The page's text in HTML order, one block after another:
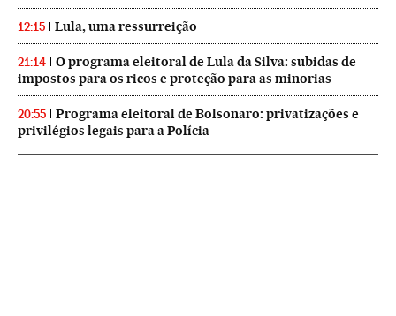
12:15 Lula, uma ressurreição
21:14
O programa eleitoral de Lula da Silva: subidas de
impostos para os ricos e proteção para as minorias
20:55
Programa eleitoral de Bolsonaro: privatizações e
privilégios legais para a Polícia